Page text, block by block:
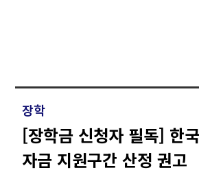
장학
[장학금 신청자 필독] 한
자금 지원구간 산정 권고